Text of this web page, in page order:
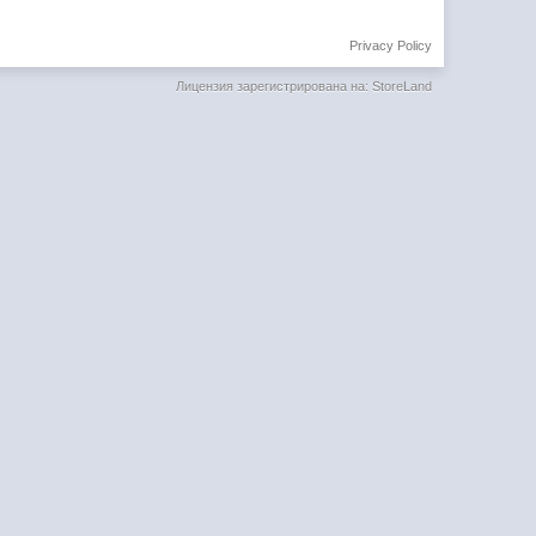
Privacy Policy
Лицензия зарегистрирована на: StoreLand